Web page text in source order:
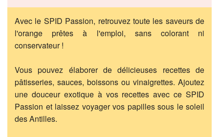
Avec le SPID Passion, retrouvez toute les saveurs de
l'orange prêtes à l'emploi, sans colorant ni
conservateur !
Vous pouvez élaborer de délicieuses recettes de
pâtisseries, sauces, boissons ou vinaigrettes. Ajoutez
une douceur exotique à vos recettes avec ce SPID
Passion et laissez voyager vos papilles sous le soleil
des Antilles.